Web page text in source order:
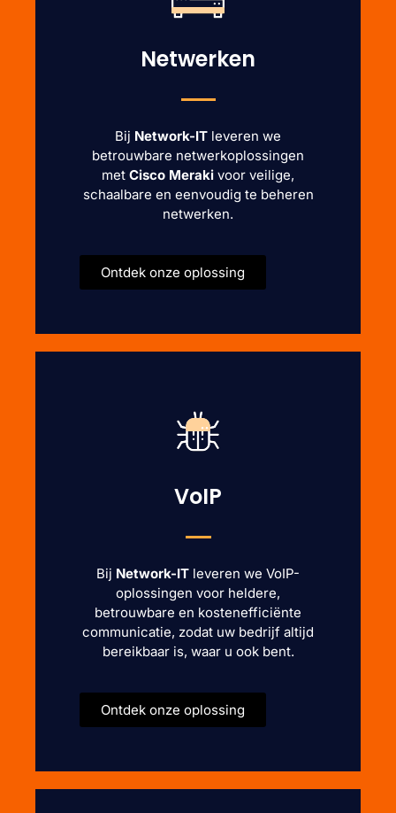
Netwerken
Bij Network-IT leveren we
betrouwbare netwerkoplossingen
met Cisco Meraki voor veilige,
schaalbare en eenvoudig te beheren
netwerken.
Ontdek onze oplossing
VoIP
Bij Network-IT leveren we VoIP-
oplossingen voor heldere,
betrouwbare en kostenefficiënte
communicatie, zodat uw bedrijf altijd
bereikbaar is, waar u ook bent.
Ontdek onze oplossing